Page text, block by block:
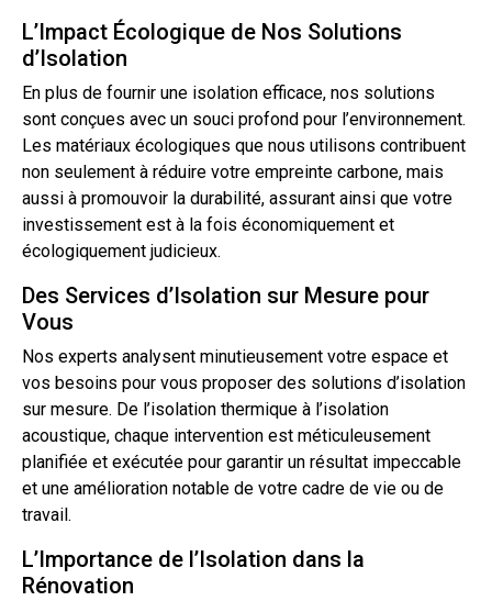
L’Impact Écologique de Nos Solutions
d’Isolation
En plus de fournir une isolation efficace, nos solutions
sont conçues avec un souci profond pour l’environnement.
Les matériaux écologiques que nous utilisons contribuent
non seulement à réduire votre empreinte carbone, mais
aussi à promouvoir la durabilité, assurant ainsi que votre
investissement est à la fois économiquement et
écologiquement judicieux.
Des Services d’Isolation sur Mesure pour
Vous
Nos experts analysent minutieusement votre espace et
vos besoins pour vous proposer des solutions d’isolation
sur mesure. De l’isolation thermique à l’isolation
acoustique, chaque intervention est méticuleusement
planifiée et exécutée pour garantir un résultat impeccable
et une amélioration notable de votre cadre de vie ou de
travail.
L’Importance de l’Isolation dans la
Rénovation